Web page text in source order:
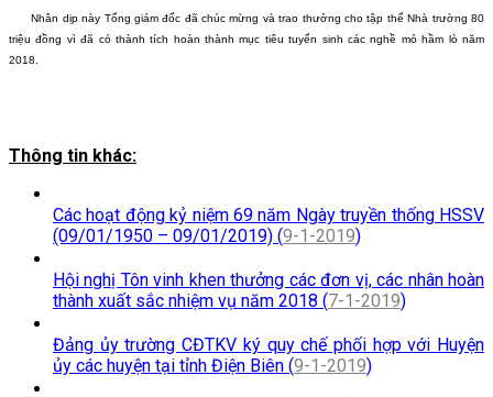
Nhân dịp này Tổng giám đốc đã chúc mừng và trao thưởng cho tập thể Nhà trường 80
triệu đồng vì đã có thành tích hoàn thành mục tiêu tuyển sinh các nghề mỏ hầm lò năm
2018.
Thông tin khác:
Các hoạt động kỷ niệm 69 năm Ngày truyền thống HSSV
(09/01/1950 – 09/01/2019) (9-1-2019)
Hội nghị Tôn vinh khen thưởng các đơn vị, các nhân hoàn
thành xuất sắc nhiệm vụ năm 2018 (7-1-2019)
Đảng ủy trường CĐTKV ký quy chế phối hợp với Huyện
ủy các huyện tại tỉnh Điện Biên (9-1-2019)